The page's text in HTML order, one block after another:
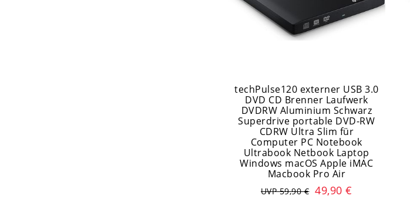
techPulse120 externer USB 3.0
DVD CD Brenner Laufwerk
DVDRW Aluminium Schwarz
Superdrive portable DVD-RW
CDRW Ultra Slim für
Computer PC Notebook
Ultrabook Netbook Laptop
Windows macOS Apple iMAC
Macbook Pro Air
UVP 59,90 € 49,90 €